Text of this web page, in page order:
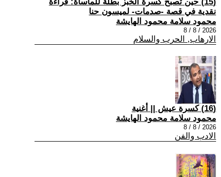
نقدية في قصة -صدمات- لميسون حنا
محمود سلامة محمود الهايشة
2026 / 8 / 8
الارهاب, الحرب والسلام
(16) كسرة عيش || أغنية
محمود سلامة محمود الهايشة
2026 / 8 / 8
الادب والفن